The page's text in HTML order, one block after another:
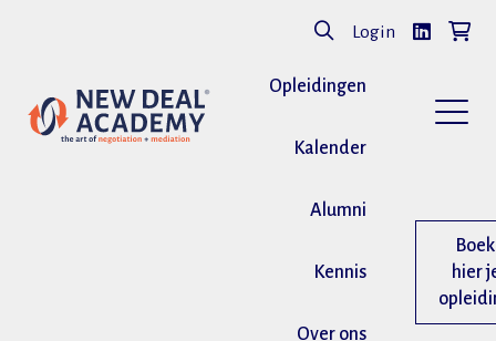
Login
Opleidingen
Kalender
Alumni
Kennis
Over ons
Boek
hier